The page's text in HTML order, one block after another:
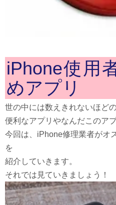
iPhone使用
めアプリ
世の中には数えきれないほど
便利なアプリやなんだこのア
今回は、iPhone修理業者がオ
を
紹介していきます。
それでは見ていきましょう！